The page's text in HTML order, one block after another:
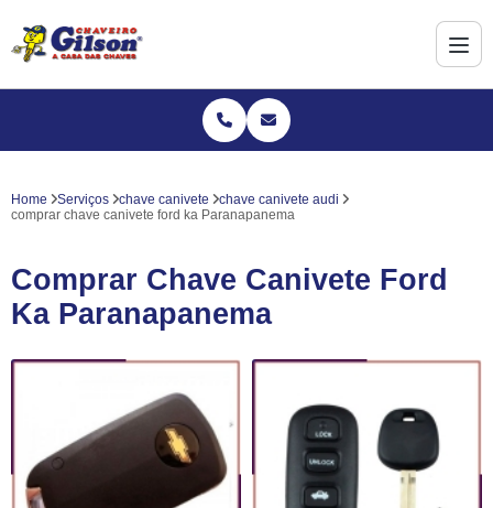
Home Serviços chave canivete
chave canivete audi
comprar chave canivete ford ka Paranapanema
Comprar Chave Canivete Ford
Ka Paranapanema